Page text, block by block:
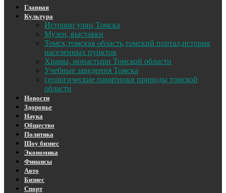
Главная
Культура
Истории улиц Томска
Музеи, выставки
Томск,томская область,томский портал,история
населенных пунктов
Храмы, монастыри Томской области
Учебные заведения Томска
геологические памятники природы томской
области
Новости
Здоровье
Наука
Общество
Политика
Шоу бизнес
Экономика
Финансы
Авто
Бизнес
Спорт